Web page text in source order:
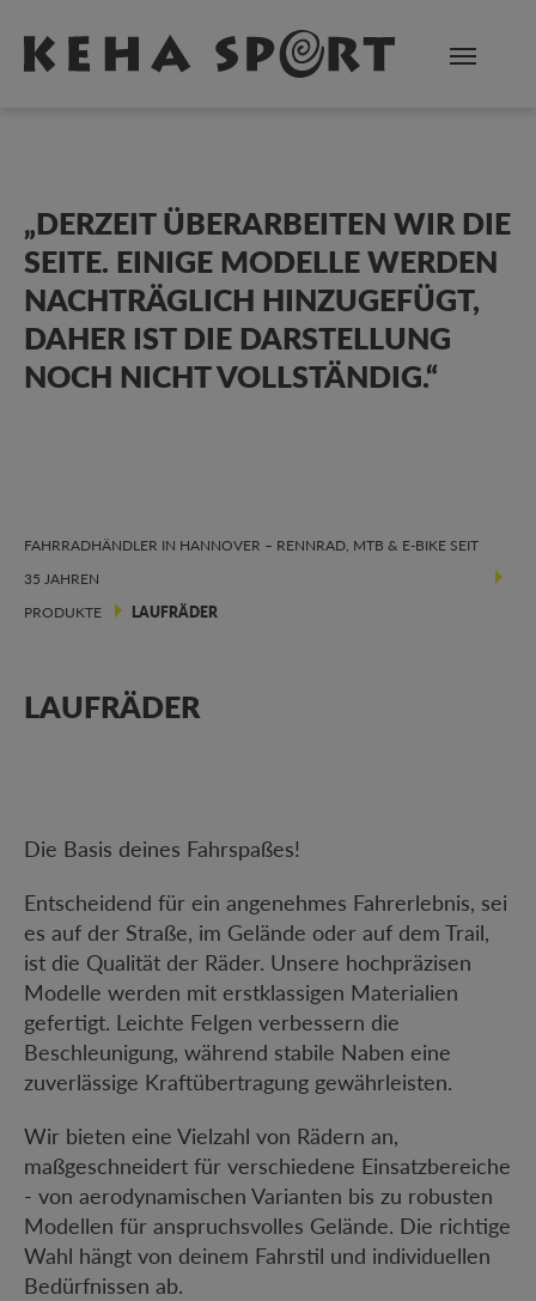
„DERZEIT ÜBERARBEITEN WIR DIE
SEITE. EINIGE MODELLE WERDEN
NACHTRÄGLICH HINZUGEFÜGT,
DAHER IST DIE DARSTELLUNG
NOCH NICHT VOLLSTÄNDIG.“
FAHRRADHÄNDLER IN HANNOVER – RENNRAD, MTB & E-BIKE SEIT
35 JAHREN
PRODUKTE
LAUFRÄDER
LAUFRÄDER
Die Basis deines Fahrspaßes!
Entscheidend für ein angenehmes Fahrerlebnis, sei
es auf der Straße, im Gelände oder auf dem Trail,
ist die Qualität der Räder. Unsere hochpräzisen
Modelle werden mit erstklassigen Materialien
gefertigt. Leichte Felgen verbessern die
Beschleunigung, während stabile Naben eine
zuverlässige Kraftübertragung gewährleisten.
Wir bieten eine Vielzahl von Rädern an,
maßgeschneidert für verschiedene Einsatzbereiche
- von aerodynamischen Varianten bis zu robusten
Modellen für anspruchsvolles Gelände. Die richtige
Wahl hängt von deinem Fahrstil und individuellen
Bedürfnissen ab.